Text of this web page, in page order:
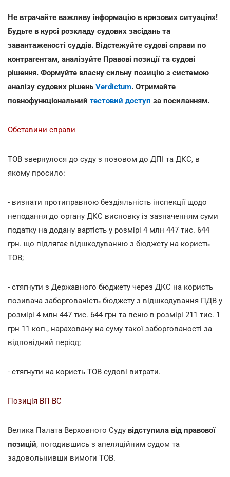
Не втрачайте важливу інформацію в кризових ситуаціях!
Будьте в курсі розкладу судових засідань та
завантаженості суддів. Відстежуйте судові справи по
контрагентам, аналізуйте Правові позиції та судові
рішення. Формуйте власну сильну позицію з системою
аналізу судових рішень Verdictum. Отримайте
повнофункціональний тестовий доступ за посиланням.
Обставини справи
ТОВ звернулося до суду з позовом до ДПІ та ДКС, в
якому просило:
- визнати протиправною бездіяльність інспекції щодо
неподання до органу ДКС висновку із зазначенням суми
податку на додану вартість у розмірі 4 млн 447 тис. 644
грн. що підлягає відшкодуванню з бюджету на користь
ТОВ;
- стягнути з Державного бюджету через ДКС на користь
позивача заборгованість бюджету з відшкодування ПДВ у
розмірі 4 млн 447 тис. 644 грн та пеню в розмірі 211 тис. 1
грн 11 коп., нараховану на суму такої заборгованості за
відповідний період;
- стягнути на користь ТОВ судові витрати.
Позиція ВП ВС
Велика Палата Верховного Суду відступила від правової
позицій, погодившись з апеляційним судом та
задовольнивши вимоги ТОВ.